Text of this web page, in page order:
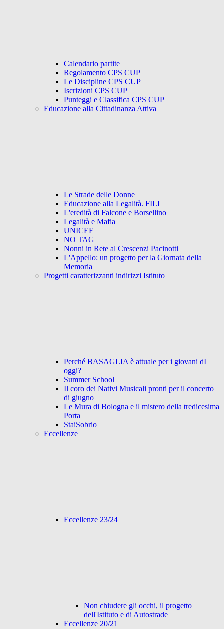
Calendario partite
Regolamento CPS CUP
Le Discipline CPS CUP
Iscrizioni CPS CUP
Punteggi e Classifica CPS CUP
Educazione alla Cittadinanza Attiva
Le Strade delle Donne
Educazione alla Legalità. FILI
L'eredità di Falcone e Borsellino
Legalità e Mafia
UNICEF
NO TAG
Nonni in Rete al Crescenzi Pacinotti
L'Appello: un progetto per la Giornata della
Memoria
Progetti caratterizzanti indirizzi Istituto
Perché BASAGLIA è attuale per i giovani dI
oggi?
Summer School
Il coro dei Nativi Musicali pronti per il concerto
di giugno
Le Mura di Bologna e il mistero della tredicesima
Porta
StaiSobrio
Eccellenze
Eccellenze 23/24
Non chiudere gli occhi, il progetto
dell'Istituto e di Autostrade
Eccellenze 20/21